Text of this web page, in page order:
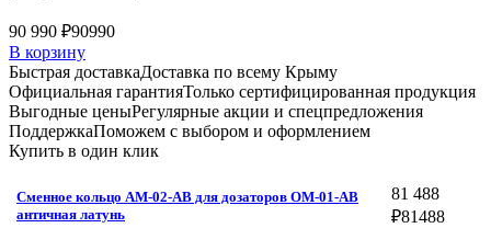
90 990 ₽90990
В корзину
Быстрая доставкаДоставка по всему Крыму
Официальная гарантияТолько сертифицированная продукция
Выгодные ценыРегулярные акции и спецпредложения
ПоддержкаПоможем с выбором и оформлением
Купить в один клик
Сменное кольцо AM-02-AB для дозаторов OM-01-AB
античная латунь
81 488
₽81488